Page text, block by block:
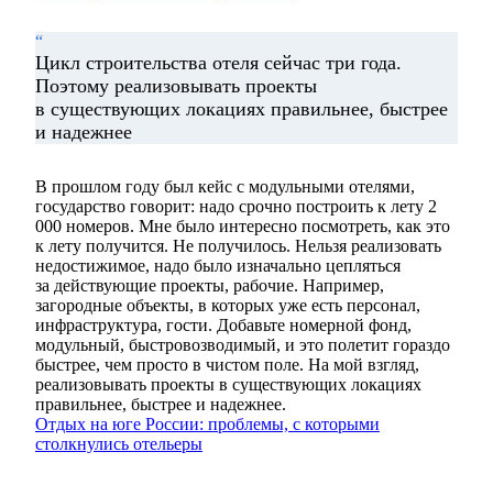
“
Цикл строительства отеля сейчас три года.
Поэтому реализовывать проекты
в существующих локациях правильнее, быстрее
и надежнее
В прошлом году был кейс с модульными отелями,
государство говорит: надо срочно построить к лету 2
000 номеров. Мне было интересно посмотреть, как это
к лету получится. Не получилось. Нельзя реализовать
недостижимое, надо было изначально цепляться
за действующие проекты, рабочие. Например,
загородные объекты, в которых уже есть персонал,
инфраструктура, гости. Добавьте номерной фонд,
модульный, быстровозводимый, и это полетит гораздо
быстрее, чем просто в чистом поле. На мой взгляд,
реализовывать проекты в существующих локациях
правильнее, быстрее и надежнее.
Отдых на юге России: проблемы, с которыми
столкнулись отельеры